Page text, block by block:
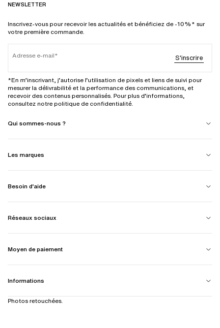
NEWSLETTER
Inscrivez-vous pour recevoir les actualités et bénéficiez de -10%* sur
votre première commande.
Adresse e-mail S'inscrire
*En m’inscrivant, j’autorise l’utilisation de pixels et liens de suivi pour
mesurer la délivrabilité et la performance des communications, et
recevoir des contenus personnalisés. Pour plus d’informations,
consultez notre politique de confidentialité.
Qui sommes-nous ?
Les marques
Besoin d'aide
Réseaux sociaux
Moyen de paiement
Informations
Photos retouchées.